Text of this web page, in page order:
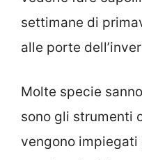
settimane di
alle porte
Molte specie
sono gli strumenti
vengono impiegati